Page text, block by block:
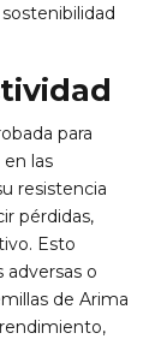
para
las
resistencia
pérdidas,
Esto
o
de Arima